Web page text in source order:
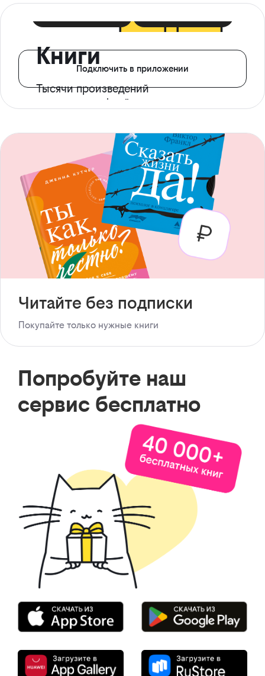
Книги
Тысячи произведений
с доступом офлайн
Подключить в приложении
Читайте без подписки
Покупайте только нужные книги
Попробуйте наш
сервис бесплатно